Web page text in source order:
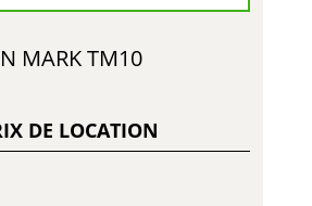
MARK TM10
DE LOCATION